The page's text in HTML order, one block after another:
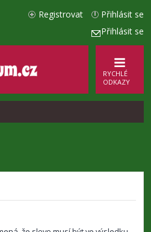
Přihlásit se
Přihlásit se
Registrovat
RYCHLÉ
ODKAZY